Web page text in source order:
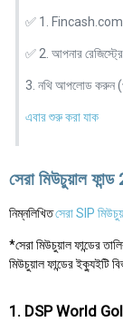
✅ 1. Fincash.com-এ
✅ 2. আপনার
3. নথি আপলোড করুন
এবার শুরু করা যাক
সেরা মিউচুয়াল
নিম্নলিখিতসেরা SIP
*সেরা মিউচুয়াল ফান্ডের
মিউচুয়াল ফান্ডের ইক্যুইটি
1. DSP World